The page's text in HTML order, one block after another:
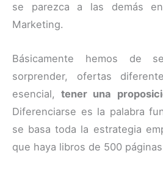
se parezca a las demás
Marketing.
Básicamente hemos de
sorprender, ofertas
esencial,tener una
Diferenciarse es la palabra
se basa toda la estrategia
que haya libros de 500